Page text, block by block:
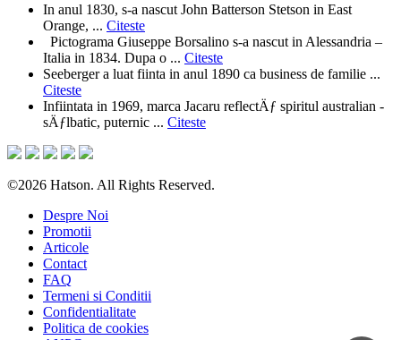
In anul 1830, s-a nascut John Batterson Stetson in East
Orange, ... Citeste
Pictograma Giuseppe Borsalino s-a nascut in Alessandria –
Italia in 1834. Dupa o ... Citeste
Seeberger a luat fiinta in anul 1890 ca business de familie ...
Citeste
Infiintata in 1969, marca Jacaru reflectÄƒ spiritul australian -
sÄƒlbatic, puternic ... Citeste
©2026 Hatson. All Rights Reserved.
Despre Noi
Promotii
Articole
Contact
FAQ
Termeni si Conditii
Confidentialitate
Politica de cookies